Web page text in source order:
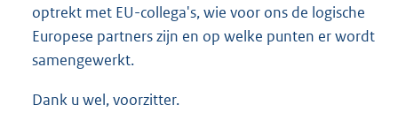
optrekt met EU-collega's, wie voor ons de logische
Europese partners zijn en op welke punten er wordt
samengewerkt.
Dank u wel, voorzitter.